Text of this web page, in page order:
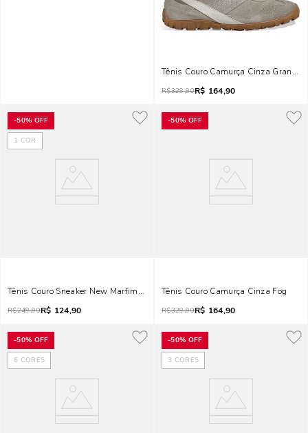
Tênis Couro Camurça Cinza Granito
R$329,90R$ 164,90
-50% OFF
1 COR
Tênis Couro Sneaker New Marfim E Cinza
R$249,90R$ 124,90
-50% OFF
Tênis Couro Camurça Cinza Fog
R$329,90R$ 164,90
-50% OFF
6 CORES
-50% OFF
3 CORES